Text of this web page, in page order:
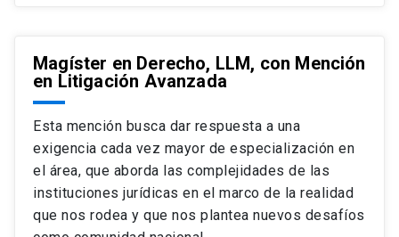
Magíster en Derecho, LLM, con Mención
en Litigación Avanzada
Esta mención busca dar respuesta a una
exigencia cada vez mayor de especialización en
el área, que aborda las complejidades de las
instituciones jurídicas en el marco de la realidad
que nos rodea y que nos plantea nuevos desafíos